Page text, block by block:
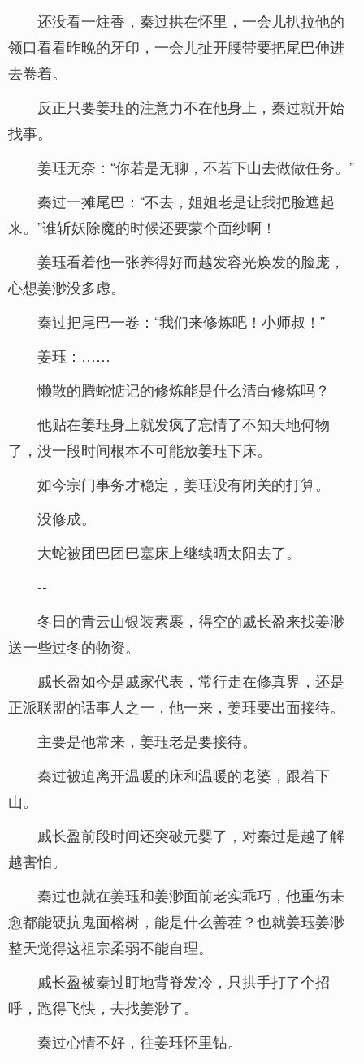
还没看一炷香，秦过拱在怀里，一会儿扒拉他的
领口看看昨晚的牙印，一会儿扯开腰带要把尾巴伸进
去卷着。
反正只要姜珏的注意力不在他身上，秦过就开始
找事。
姜珏无奈：“你若是无聊，不若下山去做做任务。”
秦过一摊尾巴：“不去，姐姐老是让我把脸遮起
来。”谁斩妖除魔的时候还要蒙个面纱啊！
姜珏看着他一张养得好而越发容光焕发的脸庞，
心想姜渺没多虑。
秦过把尾巴一卷：“我们来修炼吧！小师叔！”
姜珏：……
懒散的腾蛇惦记的修炼能是什么清白修炼吗？
他贴在姜珏身上就发疯了忘情了不知天地何物
了，没一段时间根本不可能放姜珏下床。
如今宗门事务才稳定，姜珏没有闭关的打算。
没修成。
大蛇被团巴团巴塞床上继续晒太阳去了。
--
冬日的青云山银装素裹，得空的戚长盈来找姜渺
送一些过冬的物资。
戚长盈如今是戚家代表，常行走在修真界，还是
正派联盟的话事人之一，他一来，姜珏要出面接待。
主要是他常来，姜珏老是要接待。
秦过被迫离开温暖的床和温暖的老婆，跟着下
山。
戚长盈前段时间还突破元婴了，对秦过是越了解
越害怕。
秦过也就在姜珏和姜渺面前老实乖巧，他重伤未
愈都能硬抗鬼面榕树，能是什么善茬？也就姜珏姜渺
整天觉得这祖宗柔弱不能自理。
戚长盈被秦过盯地背脊发冷，只拱手打了个招
呼，跑得飞快，去找姜渺了。
秦过心情不好，往姜珏怀里钻。